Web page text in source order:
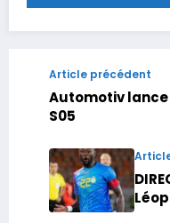
Article précédent
Automotiv lance
S05